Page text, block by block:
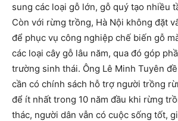
sung các loại gỗ lớn, gỗ quý tạo nhiều
Còn với rừng trồng, Hà Nội không đặt
để phục vụ công nghiệp chế biến gỗ
các loại cây gỗ lâu năm, qua đó góp
trường sinh thái. Ông Lê Minh Tuyên
cần có chính sách hỗ trợ người trồng
để ít nhất trong 10 năm đầu khi rừng
thác, người dân vẫn có cuộc sống tốt,